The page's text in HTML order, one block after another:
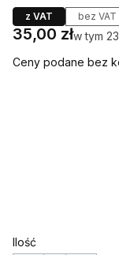
z VAT bez VAT
Cena
35,00 złw tym
w tym
Ceny podane bez
NAZWISKO (w
Ilość